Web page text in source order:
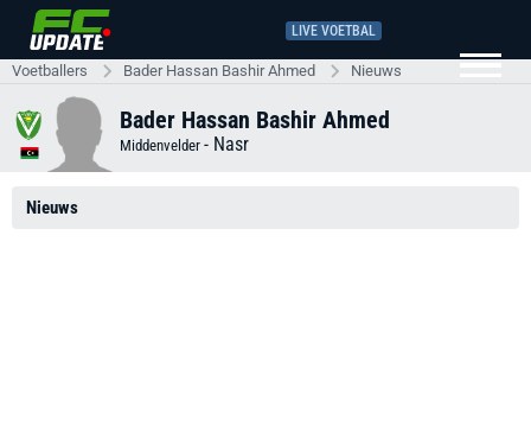
LIVE VOETBAL
Voetballers Bader Hassan Bashir Ahmed Nieuws
Bader Hassan Bashir Ahmed
Middenvelder - Nasr
Nieuws